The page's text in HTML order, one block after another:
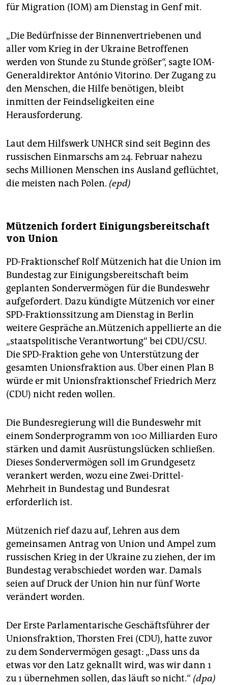
für Migration (IOM) am Dienstag in Genf mit.
„Die Bedürfnisse der Binnenvertriebenen und
aller vom Krieg in der Ukraine Betroffenen
werden von Stunde zu Stunde größer“, sagte IOM-
Generaldirektor António Vitorino. Der Zugang zu
den Menschen, die Hilfe benötigen, bleibt
inmitten der Feindseligkeiten eine
Herausforderung.
Laut dem Hilfswerk UNHCR sind seit Beginn des
russischen Einmarschs am 24. Februar nahezu
sechs Millionen Menschen ins Ausland geflüchtet,
die meisten nach Polen. (epd)
Mützenich fordert Einigungsbereitschaft
von Union
PD-Fraktionschef Rolf Mützenich hat die Union im
Bundestag zur Einigungsbereitschaft beim
geplanten Sondervermögen für die Bundeswehr
aufgefordert. Dazu kündigte Mützenich vor einer
SPD-Fraktionssitzung am Dienstag in Berlin
weitere Gespräche an.Mützenich appellierte an die
„staatspolitische Verantwortung“ bei CDU/CSU.
Die SPD-Fraktion gehe von Unterstützung der
gesamten Unionsfraktion aus. Über einen Plan B
würde er mit Unionsfraktionschef Friedrich Merz
(CDU) nicht reden wollen.
Die Bundesregierung will die Bundeswehr mit
einem Sonderprogramm von 100 Milliarden Euro
stärken und damit Ausrüstungslücken schließen.
Dieses Sondervermögen soll im Grundgesetz
verankert werden, wozu eine Zwei-Drittel-
Mehrheit in Bundestag und Bundesrat
erforderlich ist.
Mützenich rief dazu auf, Lehren aus dem
gemeinsamen Antrag von Union und Ampel zum
russischen Krieg in der Ukraine zu ziehen, der im
Bundestag verabschiedet worden war. Damals
seien auf Druck der Union hin nur fünf Worte
verändert worden.
Der Erste Parlamentarische Geschäftsführer der
Unionsfraktion, Thorsten Frei (CDU), hatte zuvor
zu dem Sondervermögen gesagt: „Dass uns da
etwas vor den Latz geknallt wird, was wir dann 1
zu 1 übernehmen sollen, das läuft so nicht.“ (dpa)